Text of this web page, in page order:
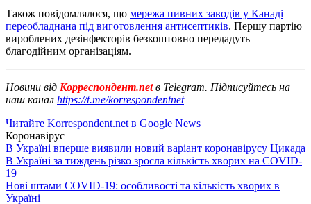
Також повідомлялося, що мережа пивних заводів у Канаді
переобладнана під виготовлення антисептиків. Першу партію
вироблених дезінфекторів безкоштовно передадуть
благодійним організаціям.
Новини від Корреспондент.netв Telegram. Підписуйтесь на
наш канал https://t.me/korrespondentnet
Читайте Korrespondent.net в Google News
Коронавірус
В Україні вперше виявили новий варіант коронавірусу Цикада
В Україні за тиждень різко зросла кількість хворих на COVID-
19
Нові штами COVID-19: особливості та кількість хворих в
Україні